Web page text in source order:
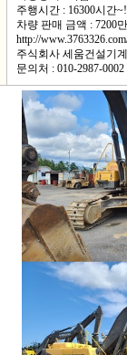
주행시간 : 16300시간~!
차량 판매 금액 : 7200
http://
주식회사 세움건설기
문의처 : 010-2987-0002